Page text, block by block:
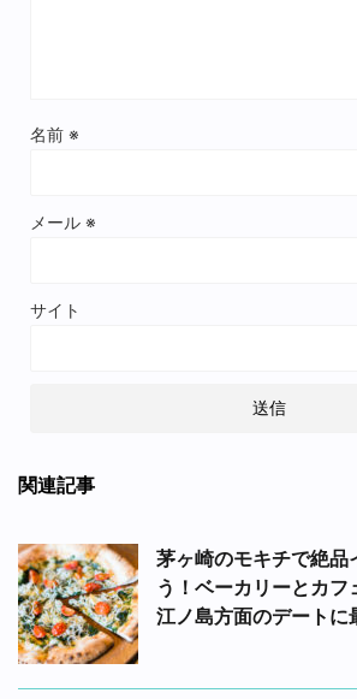
名前 ※
メール ※
サイト
関連記事
茅ヶ崎のモキチで絶品
う！ベーカリーとカフ
江ノ島方面のデートに